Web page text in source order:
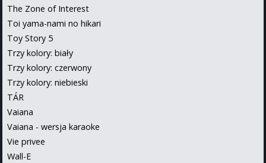
The Zone of Interest
Toi yama-nami no hikari
Toy Story 5
Trzy kolory: biały
Trzy kolory: czerwony
Trzy kolory: niebieski
TÁR
Vaiana
Vaiana - wersja karaoke
Vie privee
Wall-E